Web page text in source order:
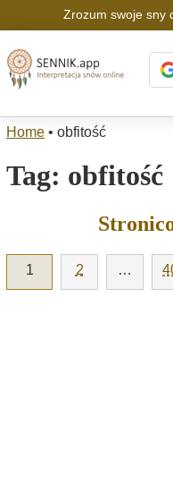
Zrozum swoje sny
Home • obfitość
Tag: obfitość
1 2 …